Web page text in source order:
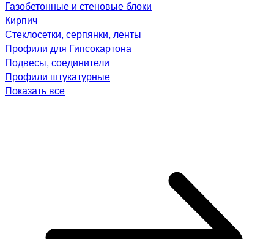
Газобетонные и стеновые блоки
Кирпич
Стеклосетки, серпянки, ленты
Профили для Гипсокартона
Подвесы, соединители
Профили штукатурные
Показать все